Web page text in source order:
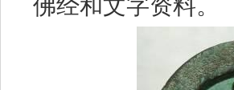
佛经和文字资料。